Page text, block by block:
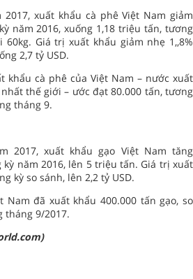
xuất khẩu cà phê Việt Nam giảm
năm 2016, xuống 1,18 triệu tấn, tương
Giá trị xuất khẩu giảm nhẹ 1,,8%
2,7 tỷ USD.
khẩu cà phê của Việt Nam – nước xuất
thế giới – ước đạt 80.000 tấn, tương
tháng 9.
2017, xuất khẩu gạo Việt Nam tăng
kỳ năm 2016, lên 5 triệu tấn. Giá trị xuất
kỳ so sánh, lên 2,2 tỷ USD.
Nam đã xuất khẩu 400.000 tấn gạo, so
tháng 9/2017.